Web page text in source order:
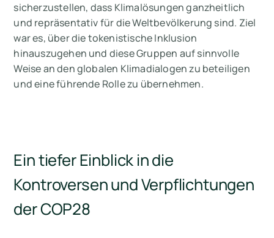
sicherzustellen, dass Klimalösungen ganzheitlich
und repräsentativ für die Weltbevölkerung sind. Ziel
war es, über die tokenistische Inklusion
hinauszugehen und diese Gruppen auf sinnvolle
Weise an den globalen Klimadialogen zu beteiligen
und eine führende Rolle zu übernehmen.
Ein tiefer Einblick in die
Kontroversen und Verpflichtungen
der COP28